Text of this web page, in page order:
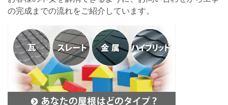
の完成までの流れをご紹介しています。